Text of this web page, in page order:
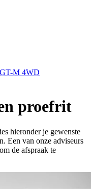
M 4WD
proefrit
hieronder je gewenste
Een van onze adviseurs
de afspraak te